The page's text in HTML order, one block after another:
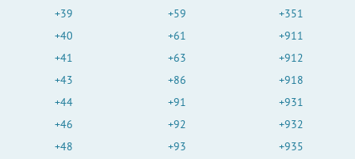
+39
+40
+41
+43
+44
+46
+48
+59
+61
+63
+86
+91
+92
+93
+351
+911
+912
+918
+931
+932
+935